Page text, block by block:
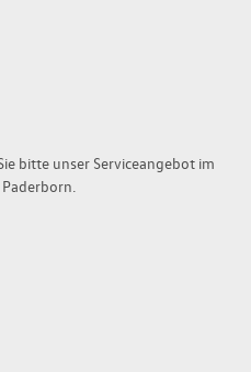
bitte unser Serviceangebot im